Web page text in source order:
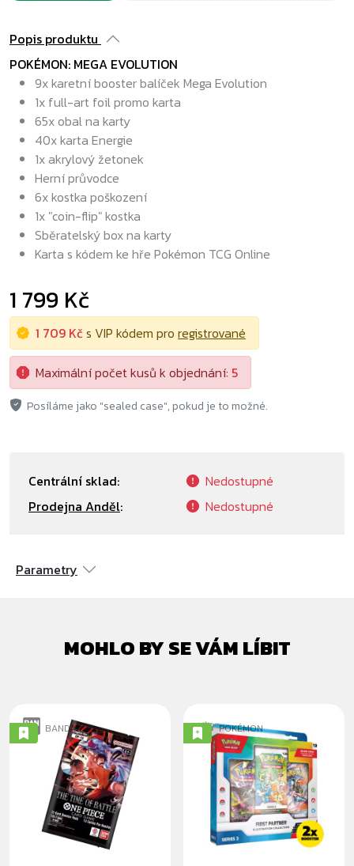
Popis produktu
POKÉMON: MEGA EVOLUTION
9x karetní booster balíček Mega Evolution
1x full-art foil promo karta
65x obal na karty
40x karta Energie
1x akrylový žetonek
Herní průvodce
6x kostka poškození
1x "coin-flip" kostka
Sběratelský box na karty
Karta s kódem ke hře Pokémon TCG Online
1 799 Kč
1 709 Kčs VIP kódem pro registrované
Maximální počet kusů k objednání: 5
Posíláme jako "sealed case", pokud je to možné.
Centrální sklad:
Nedostupné
Prodejna Anděl: Nedostupné
Parametry
MOHLO BY SE VÁM LÍBIT
BANDAI
ONE PIECE CG: THE
TIME OF BATTLE
BOOSTER
POKÉMON
POKÉMON TCG:
FIRST PARTNER
ILLUSTRATION
COLLECTION -
SERIES 3